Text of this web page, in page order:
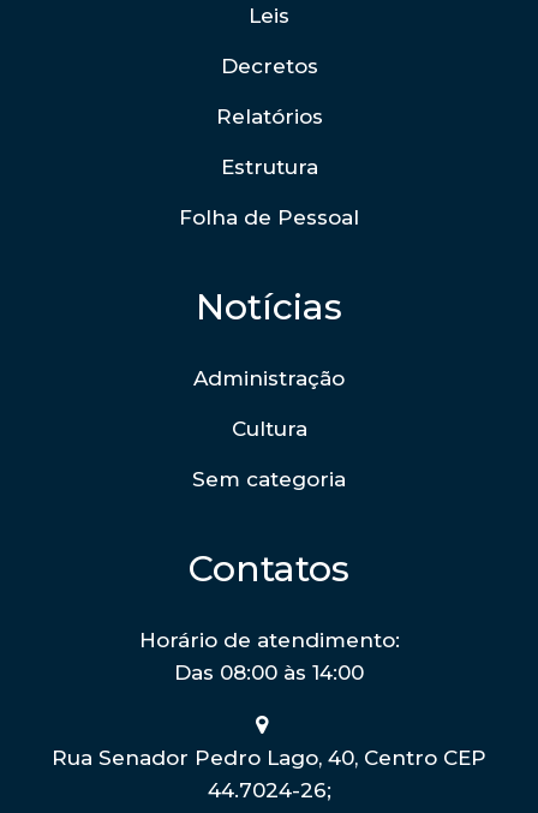
Leis
Decretos
Relatórios
Estrutura
Folha de Pessoal
Notícias
Administração
Cultura
Sem categoria
Contatos
Horário de atendimento:
Das 08:00 às 14:00
Rua Senador Pedro Lago, 40, Centro CEP
44.7024-26;